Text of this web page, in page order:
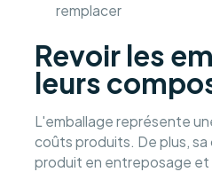
remplacer
Revoir les
leurs
L'emballage représente
coûts produits. De plus,
produit en entreposage